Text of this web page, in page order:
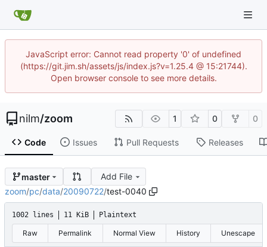
JavaScript error: Cannot read property '0' of undefined
(https://git.jim.sh/assets/js/index.js?v=1.25.4 @ 15:21744).
Open browser console to see more details.
nilm/zoom 1 0 0
Code Issues Pull Requests Releases
master
Add File
zoom/pc/data/20090722/test-0040
1002 lines 11 KiB Plaintext
Raw Permalink Normal View History Unescape